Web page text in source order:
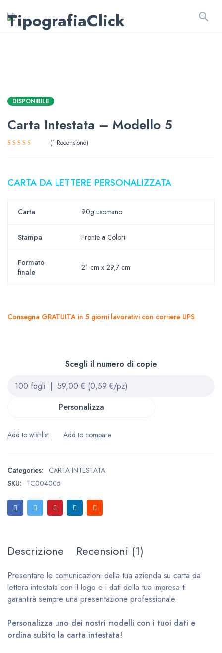
DISPONIBILE
Carta Intestata – Modello 5
recensioni
1 Recensione
CARTA DA LETTERE PERSONALIZZATA
Carta 90g usomano
Stampa Fronte a Colori
Formato
finale
21 cm x 29,7 cm
Consegna GRATUITA in 5 giorni lavorativi con corriere UPS
Scegli il numero di copie
Personalizza
Categories: CARTA INTESTATA
SKU: TC004005
Descrizione Recensioni (1)
Presentare le comunicazioni della tua azienda su carta da
lettera intestata con il logo e i dati della tua impresa ti
garantirà sempre una presentazione professionale.
Personalizza uno dei nostri modelli con i tuoi dati e
ordina subito la carta intestata!